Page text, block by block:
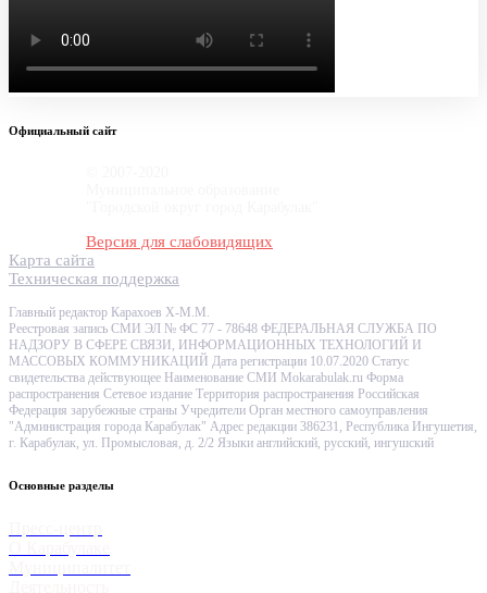
Официальный сайт
Версия для слабовидящих
Карта сайта
Техническая поддержка
Главный редактор Карахоев Х-М.М.
Реестровая запись СМИ ЭЛ № ФС 77 - 78648 ФЕДЕРАЛЬНАЯ СЛУЖБА ПО
НАДЗОРУ В СФЕРЕ СВЯЗИ, ИНФОРМАЦИОННЫХ ТЕХНОЛОГИЙ И
МАССОВЫХ КОММУНИКАЦИЙ Дата регистрации 10.07.2020 Статус
свидетельства действующее Наименование СМИ Mokarabulak.ru Форма
распространения Сетевое издание Территория распространения Российская
Федерация зарубежные страны Учредители Орган местного самоуправления
"Администрация города Карабулак" Адрес редакции 386231, Республика Ингушетия,
г. Карабулак, ул. Промысловая, д. 2/2 Языки английский, русский, ингушский
Основные разделы